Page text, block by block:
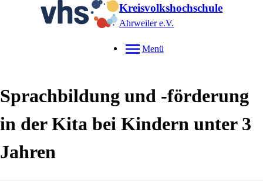
Kreisvolkshochschule
Ahrweiler e.V.
Menü
Sprachbildung und -förderung
in der Kita bei Kindern unter 3
Jahren